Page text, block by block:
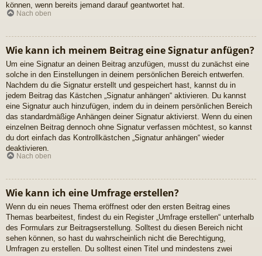
können, wenn bereits jemand darauf geantwortet hat.
Nach oben
Wie kann ich meinem Beitrag eine Signatur anfügen?
Um eine Signatur an deinen Beitrag anzufügen, musst du zunächst eine
solche in den Einstellungen in deinem persönlichen Bereich entwerfen.
Nachdem du die Signatur erstellt und gespeichert hast, kannst du in
jedem Beitrag das Kästchen „Signatur anhängen“ aktivieren. Du kannst
eine Signatur auch hinzufügen, indem du in deinem persönlichen Bereich
das standardmäßige Anhängen deiner Signatur aktivierst. Wenn du einen
einzelnen Beitrag dennoch ohne Signatur verfassen möchtest, so kannst
du dort einfach das Kontrollkästchen „Signatur anhängen“ wieder
deaktivieren.
Nach oben
Wie kann ich eine Umfrage erstellen?
Wenn du ein neues Thema eröffnest oder den ersten Beitrag eines
Themas bearbeitest, findest du ein Register „Umfrage erstellen“ unterhalb
des Formulars zur Beitragserstellung. Solltest du diesen Bereich nicht
sehen können, so hast du wahrscheinlich nicht die Berechtigung,
Umfragen zu erstellen. Du solltest einen Titel und mindestens zwei